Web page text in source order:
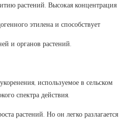
растений. Высокая концентрация
этилена и способствует
и органов растений.
используемое в сельском
спектра действия.
растений. Но он легко разлагается